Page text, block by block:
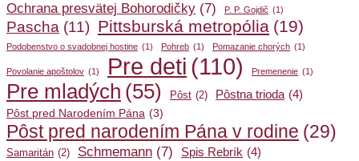
Ochrana presvätej Bohorodičky (7) P. P. Gojdič (1)
Pascha (11) Pittsburská metropólia (19)
Podobenstvo o svadobnej hostine (1) Pohreb (1) Pomazanie chorých (1)
Povolanie apoštolov (1) Pre deti (110) Premenenie (1)
Pre mladých (55) Pôst (2) Pôstna trioda (4)
Pôst pred Narodením Pána (3)
Pôst pred narodením Pána v rodine (29)
Samaritán (2) Schmemann (7) Spis Rebrík (4)